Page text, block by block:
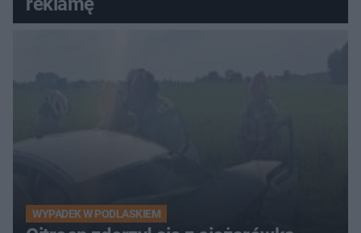
WYPADEK W PODLASKIEM